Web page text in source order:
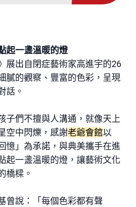
起一盞溫暖的燈
展出自閉症藝術家高進宇的26
膩的觀察、豐富的色彩，呈現
話。
子們不擅與人溝通，就像天上
空中閃爍，感謝老爺會館以
憶」為承諾，與典美攜手在進
起一盞溫暖的燈，讓藝術文化
橋樑。
曾說：「每個色彩都有聲